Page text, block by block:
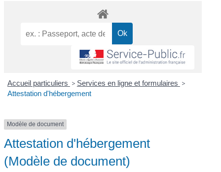
Accueil particuliers > Services en ligne et formulaires >
Attestation d'hébergement
Modèle de document
Attestation d'hébergement
(Modèle de document)